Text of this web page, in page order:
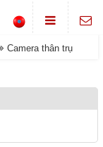
Camera thân trụ
Trọng Tuệ, Xã